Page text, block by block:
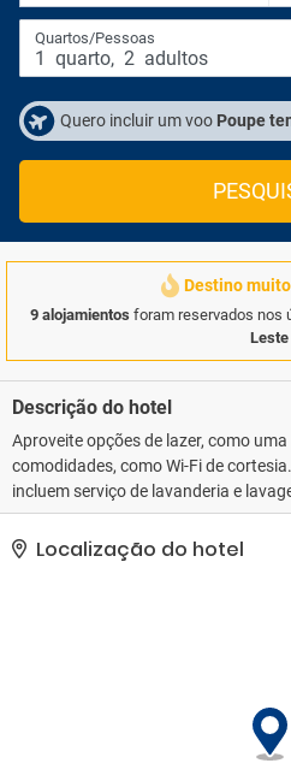
Quartos/Pessoas
1 quarto, 2 adultos
Quero incluir um voo Poupe
Destino
9 alojamientos foram reservados nos
Leste
Descrição do hotel
Aproveite opções de lazer, como
comodidades, como Wi-Fi de
incluem serviço de lavanderia e
recepção 24 horas e
Estacionamento grátis sem
Localização do hotel